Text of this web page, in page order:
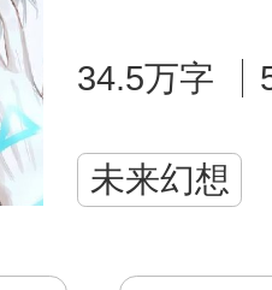
34.5万字
未来幻想